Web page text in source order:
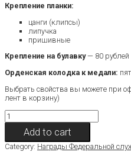
Крепление планки:
цанги (клипсы)
липучка
пришивные
Крепление на булавку— 80 рублей
Орденская колодка к медали:
Выбрать свойства вы можете при
лент в корзину)
Медаль
«За
отличие
в
службе»
Add to cart
Category: Награды Федеральной